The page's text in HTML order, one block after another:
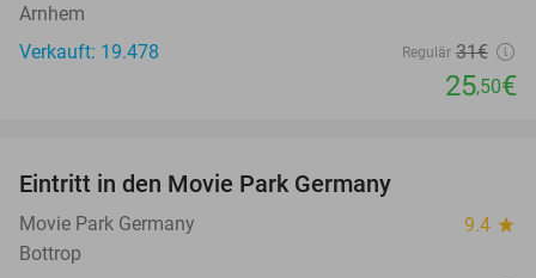
Arnhem
Verkauft: 19.478
Regulär 31€
25,50€
Eintritt in den Movie Park Germany
Movie Park Germany 9.4 star
Bottrop